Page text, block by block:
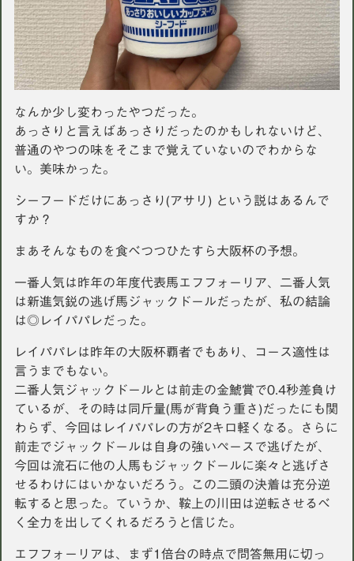
なんか少し変わったやつだった。
あっさりと言えばあっさりだったのかもしれないけど、
普通のやつの味をそこまで覚えていないのでわからな
い。美味かった。
シーフードだけにあっさり(アサリ) という説はあるんで
すか？
まあそんなものを食べつつひたすら大阪杯の予想。
一番人気は昨年の年度代表馬エフフォーリア、二番人気
は新進気鋭の逃げ馬ジャックドールだったが、私の結論
は◎レイパパレだった。
レイパパレは昨年の大阪杯覇者でもあり、コース適性は
言うまでもない。
二番人気ジャックドールとは前走の金鯱賞で0.4秒差負け
ているが、その時は同斤量(馬が背負う重さ)だったにも関
わらず、今回はレイパパレの方が2キロ軽くなる。さらに
前走でジャックドールは自身の強いペースで逃げたが、
今回は流石に他の人馬もジャックドールに楽々と逃げさ
せるわけにはいかないだろう。この二頭の決着は充分逆
転すると思った。ていうか、鞍上の川田は逆転させるべ
く全力を出してくれるだろうと信じた。
エフフォーリアは、まず1倍台の時点で問答無用に切っ